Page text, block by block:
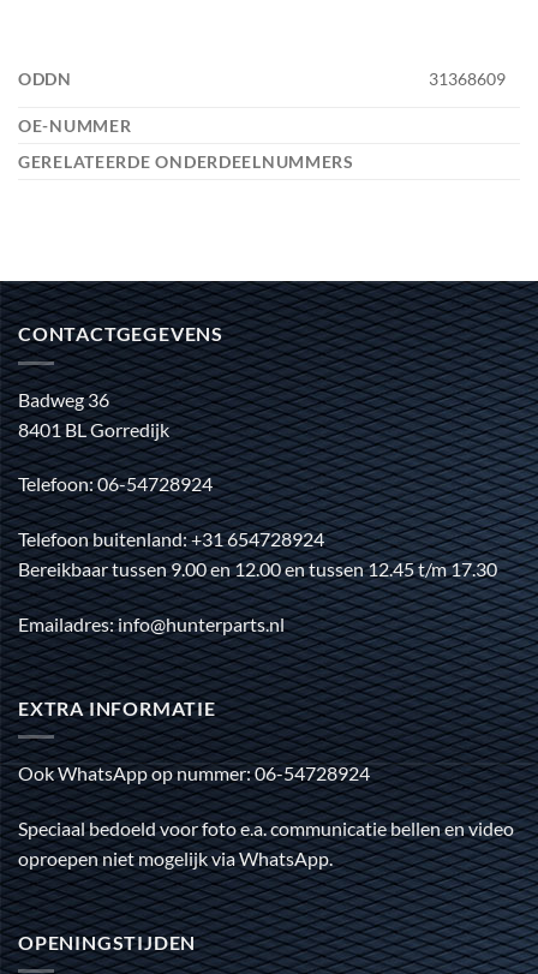
ODDN 31368609
OE-NUMMER
GERELATEERDE ONDERDEELNUMMERS
CONTACTGEGEVENS
Badweg 36
8401 BL Gorredijk
Telefoon: 06-54728924
Telefoon buitenland: +31 654728924
Bereikbaar tussen 9.00 en 12.00 en tussen 12.45 t/m 17.30
Emailadres: info@hunterparts.nl
EXTRA INFORMATIE
Ook WhatsApp op nummer: 06-54728924
Speciaal bedoeld voor foto e.a. communicatie bellen en video
oproepen niet mogelijk via WhatsApp.
OPENINGSTIJDEN